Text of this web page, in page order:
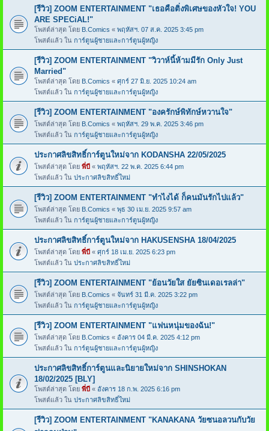
[รีวิว] ZOOM ENTERTAINMENT "เธอคือติ่งพิเศษของหัวใจ! YOU
ARE SPECiAL!"
โพสต์ล่าสุด โดย B.Comics « พฤหัสฯ. 07 ส.ค. 2025 3:45 pm
โพสต์แล้ว ใน การ์ตูนผู้ชายและการ์ตูนผู้หญิง
[รีวิว] ZOOM ENTERTAINMENT "วิวาห์นี้ห้ามมีรัก Only Just
Married"
โพสต์ล่าสุด โดย B.Comics « ศุกร์ 27 มิ.ย. 2025 10:24 am
โพสต์แล้ว ใน การ์ตูนผู้ชายและการ์ตูนผู้หญิง
[รีวิว] ZOOM ENTERTAINMENT "องครักษ์พิทักษ์หวานใจ"
โพสต์ล่าสุด โดย B.Comics « พฤหัสฯ. 29 พ.ค. 2025 3:46 pm
โพสต์แล้ว ใน การ์ตูนผู้ชายและการ์ตูนผู้หญิง
ประกาศลิขสิทธิ์การ์ตูนใหม่จาก KODANSHA 22/05/2025
โพสต์ล่าสุด โดย พี่บี « พฤหัสฯ. 22 พ.ค. 2025 6:44 pm
โพสต์แล้ว ใน ประกาศลิขสิทธิ์ใหม่
[รีวิว] ZOOM ENTERTAINMENT "ทำไงได้ ก็คนมันรักไปแล้ว"
โพสต์ล่าสุด โดย B.Comics « พุธ 30 เม.ย. 2025 9:57 am
โพสต์แล้ว ใน การ์ตูนผู้ชายและการ์ตูนผู้หญิง
ประกาศลิขสิทธิ์การ์ตูนใหม่จาก HAKUSENSHA 18/04/2025
โพสต์ล่าสุด โดย พี่บี « ศุกร์ 18 เม.ย. 2025 6:23 pm
โพสต์แล้ว ใน ประกาศลิขสิทธิ์ใหม่
[รีวิว] ZOOM ENTERTAINMENT "ย้อนวัยใส ยัยซินเดอเรลล่า"
โพสต์ล่าสุด โดย B.Comics « จันทร์ 31 มี.ค. 2025 3:22 pm
โพสต์แล้ว ใน การ์ตูนผู้ชายและการ์ตูนผู้หญิง
[รีวิว] ZOOM ENTERTAINMENT "แฟนหนุ่มของฉัน!"
โพสต์ล่าสุด โดย B.Comics « อังคาร 04 มี.ค. 2025 4:12 pm
โพสต์แล้ว ใน การ์ตูนผู้ชายและการ์ตูนผู้หญิง
ประกาศลิขสิทธิ์การ์ตูนและนิยายใหม่จาก SHINSHOKAN
18/02/2025 [BLY]
โพสต์ล่าสุด โดย พี่บี « อังคาร 18 ก.พ. 2025 6:16 pm
โพสต์แล้ว ใน ประกาศลิขสิทธิ์ใหม่
[รีวิว] ZOOM ENTERTAINMENT "KANAKANA วัยซนอลวนกับวัย